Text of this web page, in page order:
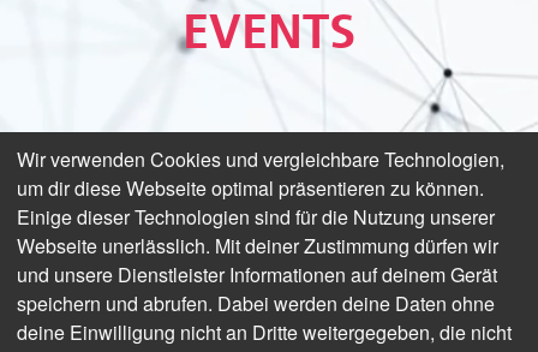
EVENTS
Wir verwenden Cookies und vergleichbare Technologien,
um dir diese Webseite optimal präsentieren zu können.
Einige dieser Technologien sind für die Nutzung unserer
Webseite unerlässlich. Mit deiner Zustimmung dürfen wir
und unsere Dienstleister Informationen auf deinem Gerät
speichern und abrufen. Dabei werden deine Daten ohne
deine Einwilligung nicht an Dritte weitergegeben, die nicht